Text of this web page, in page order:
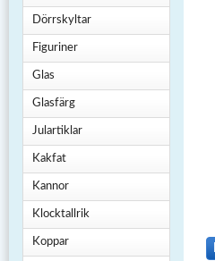
Dörrskyltar
Figuriner
Glas
Glasfärg
Julartiklar
Kakfat
Kannor
Klocktallrik
Koppar